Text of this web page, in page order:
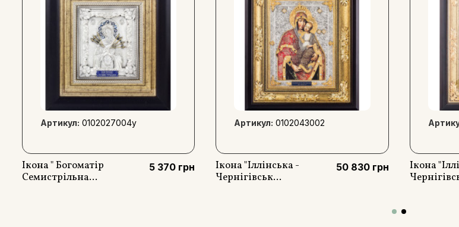
Артикул: 0102027004у
Ікона " Богоматір
Семистрільна...
5 370 грн
Артикул: 0102043002
Ікона "Іллінська -
Чернігівськ...
50 830 грн
Ікона